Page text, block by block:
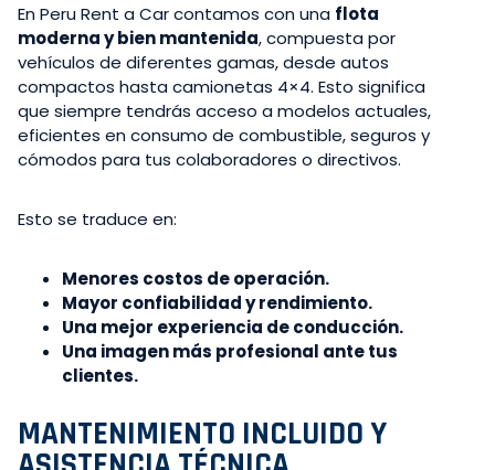
En Peru Rent a Car contamos con una flota
moderna y bien mantenida, compuesta por
vehículos de diferentes gamas, desde autos
compactos hasta camionetas 4×4. Esto significa
que siempre tendrás acceso a modelos actuales,
eficientes en consumo de combustible, seguros y
cómodos para tus colaboradores o directivos.
Esto se traduce en:
Menores costos de operación.
Mayor confiabilidad y rendimiento.
Una mejor experiencia de conducción.
Una imagen más profesional ante tus
clientes.
MANTENIMIENTO INCLUIDO Y